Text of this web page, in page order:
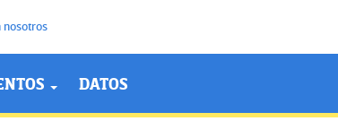
nosotros
DATOS